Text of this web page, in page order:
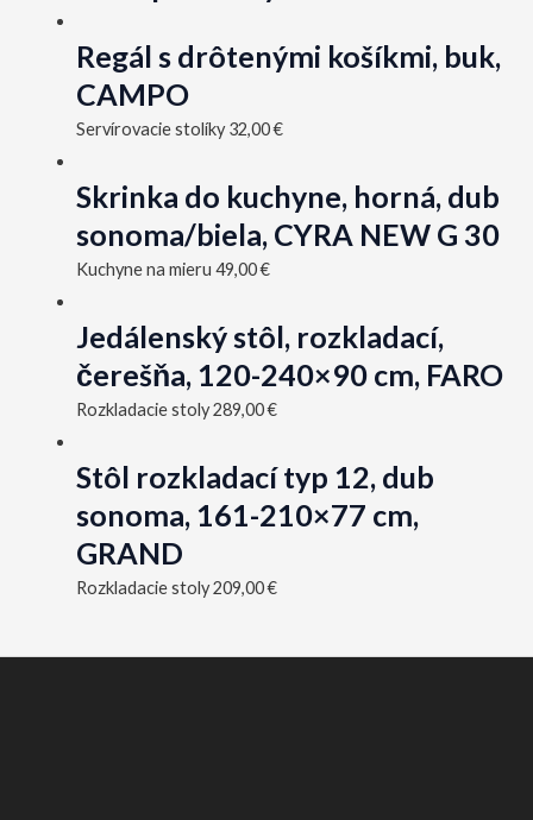
Regál s drôtenými košíkmi, buk,
CAMPO
Servírovacie stolíky32,00€
Skrinka do kuchyne, horná, dub
sonoma/biela, CYRA NEW G 30
Kuchyne na mieru 49,00€
Jedálenský stôl, rozkladací,
čerešňa, 120-240×90 cm, FARO
Rozkladacie stoly289,00€
Stôl rozkladací typ 12, dub
sonoma, 161-210×77 cm,
GRAND
Rozkladacie stoly209,00€